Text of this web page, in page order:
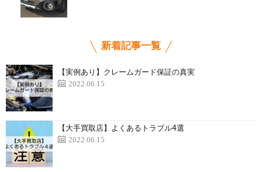
新着記事一覧
【実例あり】クレームガード保証の真実
2022.06.15
【大手買取店】よくあるトラブル4選
2022.06.15